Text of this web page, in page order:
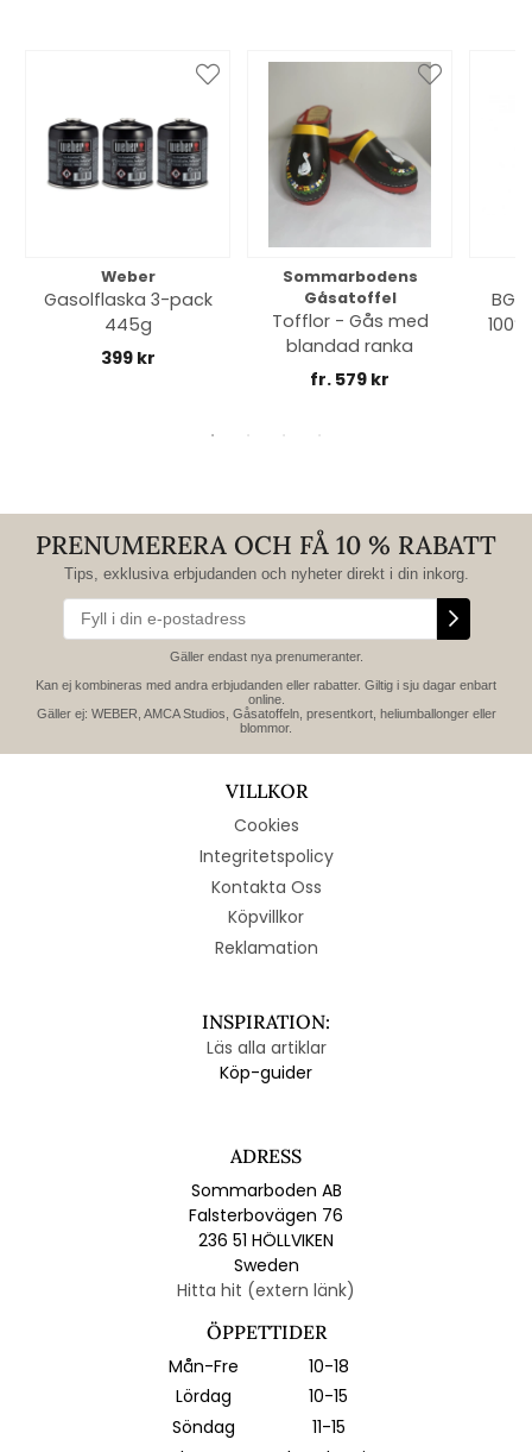
Weber
Gasolflaska 3-pack
445g
399 kr
Sommarbodens
Gåsatoffel
Tofflor - Gås med
blandad ranka
fr. 579 kr
PRENUMERERA OCH FÅ 10 % RABATT
Tips, exklusiva erbjudanden och nyheter direkt i din inkorg.
Gäller endast nya prenumeranter.
Kan ej kombineras med andra erbjudanden eller rabatter. Giltig i sju dagar enbart
online.
Gäller ej: WEBER, AMCA Studios, Gåsatoffeln, presentkort, heliumballonger eller
blommor.
VILLKOR
Cookies
Integritetspolicy
Kontakta Oss
Köpvillkor
Reklamation
INSPIRATION:
Läs alla artiklar
Köp-guider
ADRESS
Sommarboden AB
Falsterbovägen 76
236 51 HÖLLVIKEN
Sweden
Hitta hit (extern länk)
ÖPPETTIDER
Mån-Fre
10-18
Lördag
10-15
Söndag
11-15